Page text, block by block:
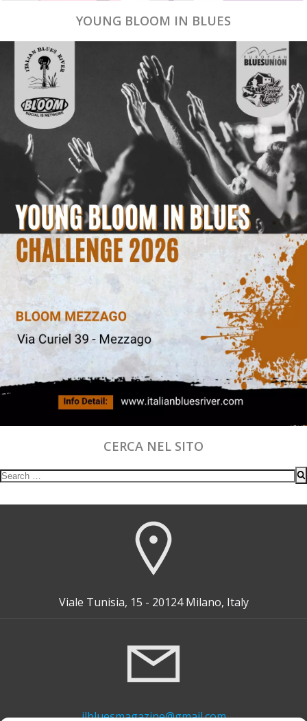
YOUNG BLOOM IN BLUES
CERCA NEL SITO
Search
Viale Tunisia, 15 - 20124 Milano, Italy
ilbluesmagazine@gmail.com